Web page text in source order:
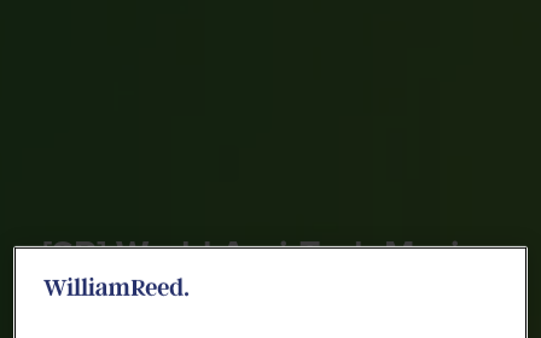
[SP] World Agri-Tech Mexico